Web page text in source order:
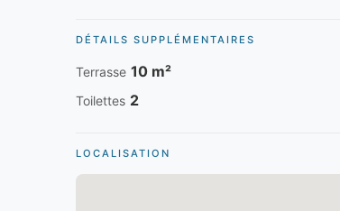
DÉTAILS SUPPLÉMENTAIRES
Terrasse 10 m²
Toilettes 2
LOCALISATION